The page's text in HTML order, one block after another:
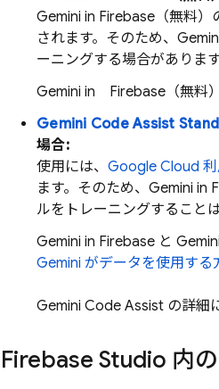
Gemini in Firebase （無料）
されます。そのため、
ーニングする場合があります
Gemini in Firebase （無料
Gemini Code Assist
場合:
使用には、 Google Cloud
ます。そのため、Gemini in
ルをトレーニングすること
Gemini in Firebase と
Gemini がデータを使用する
Gemini Code Assist の詳細
Firebase Studio 内